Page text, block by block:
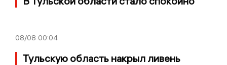
08/08 00:04
Тульскую область накрыл ливень